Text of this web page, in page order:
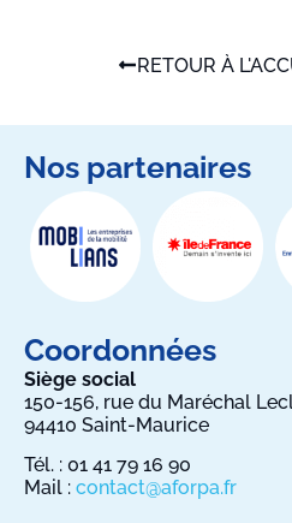
RETOUR À
Nos partenaires
Coordonnées
Siège social
150-156, rue du Maréchal
94410 Saint-Maurice
Tél. : 01 41 79 16 90
Mail : contact@aforpa.fr